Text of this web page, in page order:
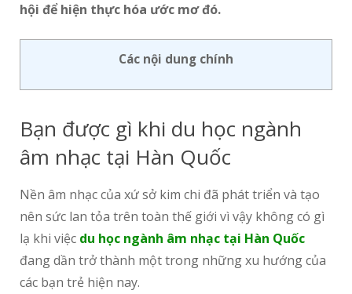
hội để hiện thực hóa ước mơ đó.
Các nội dung chính
Bạn được gì khi du học ngành
âm nhạc tại Hàn Quốc
Nền âm nhạc của xứ sở kim chi đã phát triển và tạo
nên sức lan tỏa trên toàn thế giới vì vậy không có gì
lạ khi việc du học ngành âm nhạc tại Hàn Quốc
đang dần trở thành một trong những xu hướng của
các bạn trẻ hiện nay.